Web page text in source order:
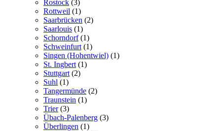
Rostock (3)
Rottweil (1)
Saarbrücken (2)
Saarlouis (1)
Schorndorf(1)
Schweinfurt (1)
Singen (Hohentwiel) (1)
St. Ingbert (1)
Stuttgart (2)
Suhl (1)
Tangermünde (2)
Traunstein (1)
Trier(3)
Übach-Palenberg (3)
Überlingen (1)